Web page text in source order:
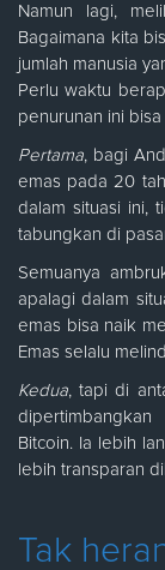
Namun lagi,
Bagaimana kita
jumlah manusia
Perlu waktu
penurunan ini
Pertama, bagi
emas pada 20
dalam situasi ini,
tabungkan di
Semuanya
apalagi dalam
emas bisa naik
Emas selalu
Kedua, tapi di
Bitcoin. Ia lebih
lebih transparan
Tak